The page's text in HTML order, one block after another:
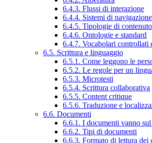
6.4.3. Flussi di interazione
6.4.4. Sistemi di navigazione
6.4.5. Tipologie di
6.4.6. Ontologie e standard
6.4.7. Vocabolari controllati
6.5. Scrittura e linguaggio
6.5.1. Come leggono le
6.5.2. Le regole per un
6.5.3. Microtesti
6.5.4. Scrittura collaborativa
6.5.5. Content critique
6.5.6. Traduzione e
6.6. Documenti
6.6.1. I documenti vanno
6.6.2. Tipi di documenti
6.6.3. Formato di lettura dei